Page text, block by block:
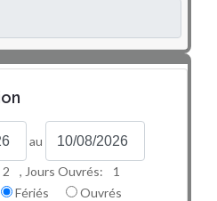
au
2 , Jours Ouvrés:
1
Fériés
Ouvrés